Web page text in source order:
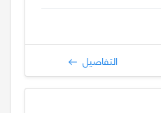
التفاصيل